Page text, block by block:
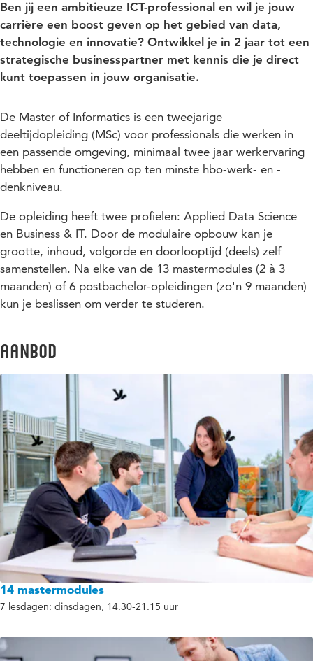
Ben jij een ambitieuze ICT-professional en wil je jouw
carrière een boost geven op het gebied van data,
technologie en innovatie? Ontwikkel je in 2 jaar tot een
strategische businesspartner met kennis die je direct
kunt toepassen in jouw organisatie.
De Master of Informatics is een tweejarige
deeltijdopleiding (MSc) voor professionals die werken in
een passende omgeving, minimaal twee jaar werkervaring
hebben en functioneren op ten minste hbo-werk- en -
denkniveau.
De opleiding heeft twee profielen: Applied Data Science
en Business & IT. Door de modulaire opbouw kan je
grootte, inhoud, volgorde en doorlooptijd (deels) zelf
samenstellen. Na elke van de 13 mastermodules (2 à 3
maanden) of 6 postbachelor-opleidingen (zo'n 9 maanden)
kun je beslissen om verder te studeren.
aanbod
14 mastermodules
7 lesdagen: dinsdagen, 14.30-21.15 uur